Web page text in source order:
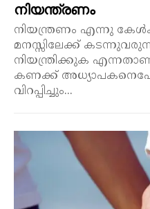
നിയന്ത്രണം
നിയന്ത്രണം എന്നു
മനസ്സിലേക്ക്
നിയന്ത്രിക്കുക
കണക്ക്
വിറപ്പിച്ചും...